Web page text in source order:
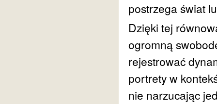
postrzega świat
Dzięki tej
ogromną
rejestrować
portrety w
nie narzucając